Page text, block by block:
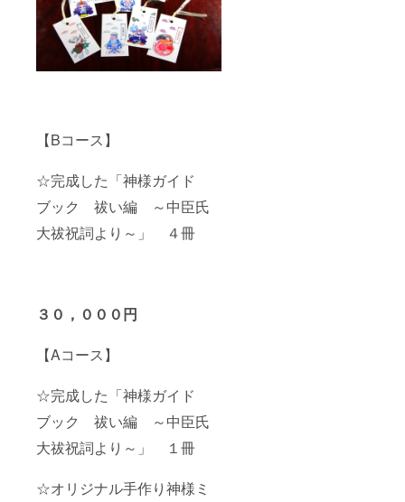
【Bコース】
☆完成した「神様ガイド
ブック 祓い編 ～中臣氏
大祓祝詞より～」 ４冊
３０，０００円
【Aコース】
☆完成した「神様ガイド
ブック 祓い編 ～中臣氏
大祓祝詞より～」 １冊
☆オリジナル手作り神様ミ